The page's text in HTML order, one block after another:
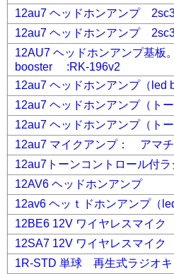
12au7 ヘッドホンアンプ
12au7 ヘッドホンアンプ
12AU7 ヘッドホンアンプ基
booster :RK-196v2
12au7 ヘッドホンアンプ（led
12au7 ヘッドホンアンプ（ト
12au7 ヘッドホンアンプ（ト
12au7 マイクアンプ： アマ
12au7トーンコントロール付
12AV6 ヘッドホンアンプ
12av6 ヘッｔドホンアンプ（
12BE6 12V ワイヤレスマイク
12SA7 12V ワイヤレスマイク
1R-STD 単球 再生式ラジオキ